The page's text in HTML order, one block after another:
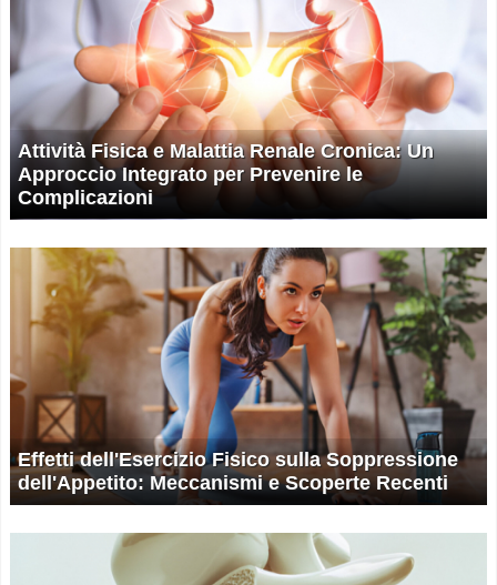
Attività Fisica e Malattia Renale Cronica: Un
Approccio Integrato per Prevenire le
Complicazioni
Effetti dell'Esercizio Fisico sulla Soppressione
dell'Appetito: Meccanismi e Scoperte Recenti